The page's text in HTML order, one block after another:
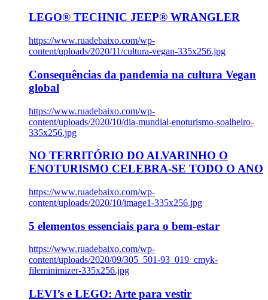
LEGO® TECHNIC JEEP® WRANGLER
https://www.ruadebaixo.com/wp-
content/uploads/2020/11/cultura-vegan-335x256.jpg
Consequências da pandemia na cultura Vegan
global
https://www.ruadebaixo.com/wp-
content/uploads/2020/10/dia-mundial-enoturismo-soalheiro-
335x256.jpg
NO TERRITÓRIO DO ALVARINHO O
ENOTURISMO CELEBRA-SE TODO O ANO
https://www.ruadebaixo.com/wp-
content/uploads/2020/10/image1-335x256.jpg
5 elementos essenciais para o bem-estar
https://www.ruadebaixo.com/wp-
content/uploads/2020/09/305_501-93_019_cmyk-
fileminimizer-335x256.jpg
LEVI’s e LEGO: Arte para vestir